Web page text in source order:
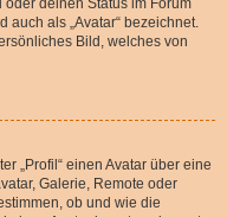
deinen Status im Forum
auch als „Avatar“ bezeichnet.
Bild, welches von
„Profil“ einen Avatar über eine
Galerie, Remote oder
ob und wie die